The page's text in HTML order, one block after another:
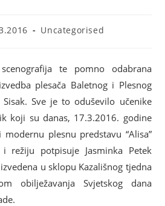
Uncategorised
te pomno odabrana
plesača Baletnog i Plesnog
Sve je to oduševilo učenike
koji su danas, 17.3.2016. godine
plesnu predstavu “Alisa”
režiju potpisuje Jasminka Petek
u sklopu Kazališnog tjedna
obilježavanja Svjetskog dana